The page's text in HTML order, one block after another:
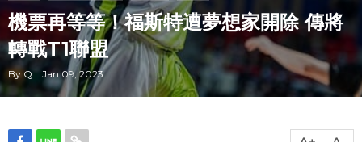
機票再等等！福斯特遭夢想家開除 傳將
轉戰T1聯盟
By Q Jan 09, 2023